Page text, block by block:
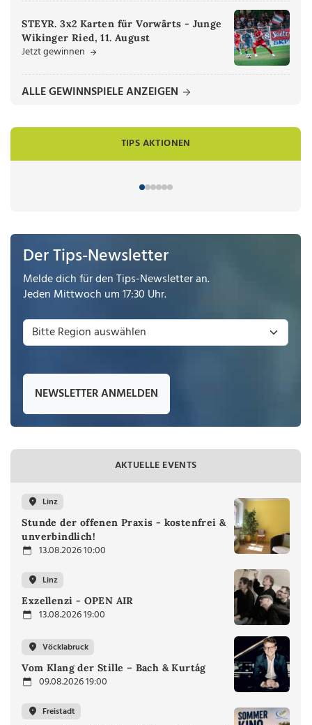
STEYR. 3x2 Karten für Vorwärts - Junge
Wikinger Ried, 11. August
Jetzt gewinnen
ALLE GEWINNSPIELE ANZEIGEN
TIPS AKTIONEN
Der Tips-Newsletter
Melde dich für den Tips-Newsletter an.
Jeden Mittwoch um 17:30 Uhr.
NEWSLETTER ANMELDEN
AKTUELLE EVENTS
Linz
Stunde der offenen Praxis - kostenfrei &
unverbindlich!
13.08.2026 10:00
Linz
Exzellenzi - OPEN AIR
13.08.2026 19:00
Vöcklabruck
Vom Klang der Stille – Bach & Kurtág
09.08.2026 19:00
Freistadt